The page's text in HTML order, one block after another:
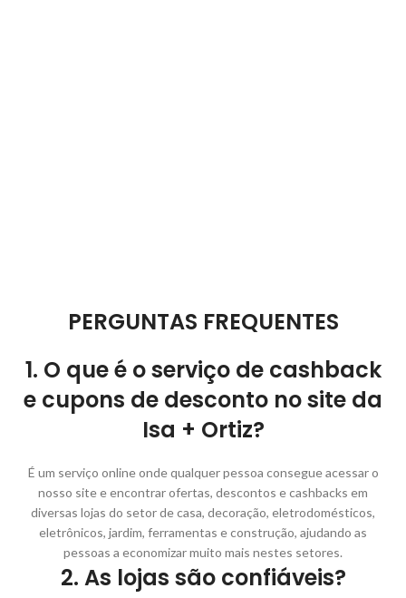
PERGUNTAS FREQUENTES
1. O que é o serviço de cashback
e cupons de desconto no site da
Isa + Ortiz?
É um serviço online onde qualquer pessoa consegue acessar o
nosso site e encontrar ofertas, descontos e cashbacks em
diversas lojas do setor de casa, decoração, eletrodomésticos,
eletrônicos, jardim, ferramentas e construção, ajudando as
pessoas a economizar muito mais nestes setores.
2. As lojas são confiáveis?